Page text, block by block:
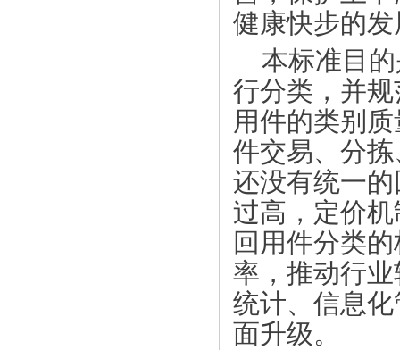
健康快步的
本标准目
行分类，并
用件的类别
件交易、分
还没有统一
过高，定价
回用件分类
率，推动行
统计、信息
面升级。